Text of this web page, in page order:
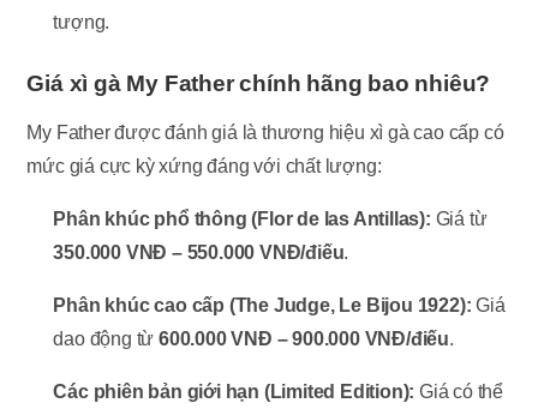
tượng.
Giá xì gà My Father chính hãng bao nhiêu?
My Father được đánh giá là thương hiệu xì gà cao cấp có
mức giá cực kỳ xứng đáng với chất lượng:
Phân khúc phổ thông (Flor de las Antillas): Giá từ
350.000 VNĐ – 550.000 VNĐ/điếu.
Phân khúc cao cấp (The Judge, Le Bijou 1922): Giá
dao động từ600.000 VNĐ – 900.000 VNĐ/điếu.
Các phiên bản giới hạn (Limited Edition): Giá có thể